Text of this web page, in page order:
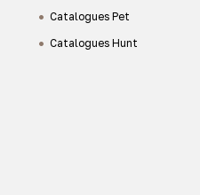
Catalogues Pet
Catalogues Hunt